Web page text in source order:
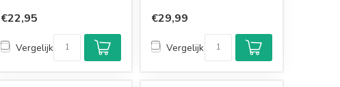
€22,95
Vergelijk
€29,99
Vergelijk